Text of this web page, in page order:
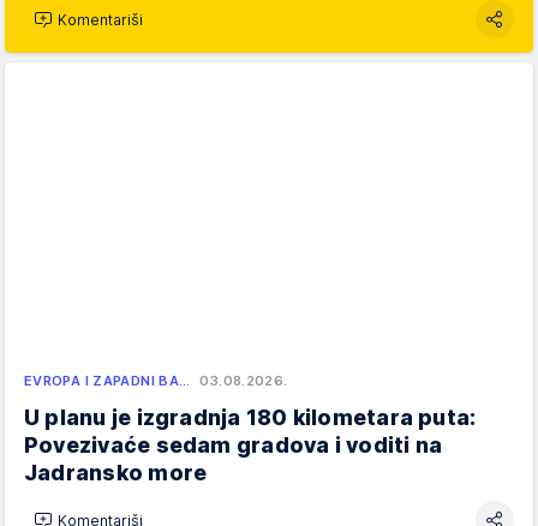
Komentariši
EVROPA I ZAPADNI BA… 03.08.2026.
U planu je izgradnja 180 kilometara puta:
Povezivaće sedam gradova i voditi na
Jadransko more
Komentariši